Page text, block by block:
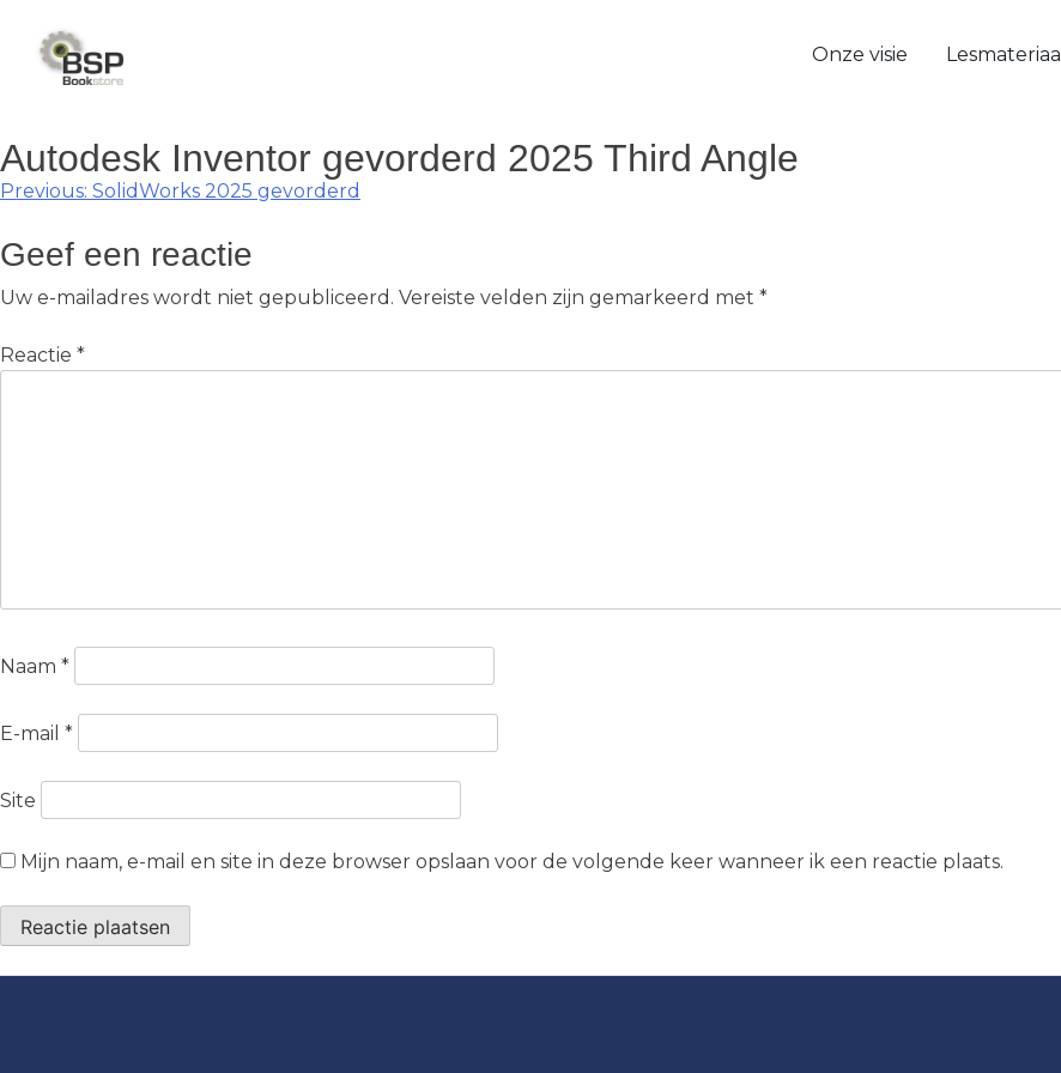
content
Onze visie Lesmateriaal
Autodesk Inventor gevorderd 2025 Third Angle
Berichtnavigatie
Previous: SolidWorks 2025 gevorderd
Geef een reactie
Uw e-mailadres wordt niet gepubliceerd. Vereiste velden zijn gemarkeerd met *
Reactie *
Naam *
E-mail *
Site
Mijn naam, e-mail en site in deze browser opslaan voor de volgende keer wanneer ik een reactie plaats.